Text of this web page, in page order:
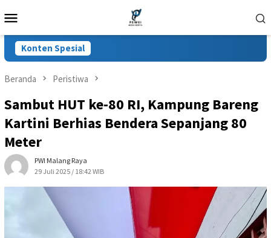
ke
Mobile
Konten Spesial
Beranda Peristiwa
Sambut HUT ke-80 RI, Kampung Bareng
Kartini Berhias Bendera Sepanjang 80
Meter
PWI Malang Raya
29 Juli 2025 / 18:42 WIB